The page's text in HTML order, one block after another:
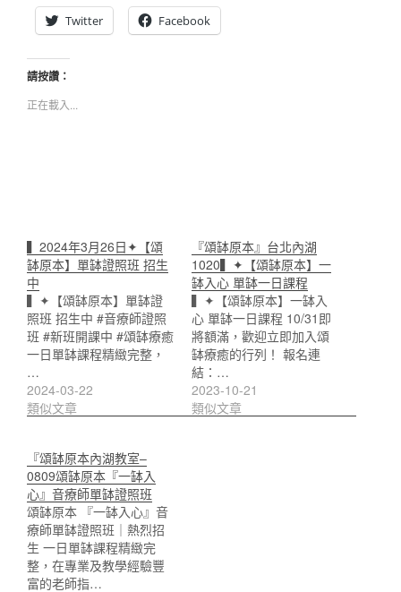
Twitter
Facebook
請按讚：
正在載入...
▍2024年3月26日✦【頌
缽原本】單缽證照班 招生
中
▍✦【頌缽原本】單缽證
照班 招生中 #音療師證照
班 #新班開課中 #頌缽療癒
一日單缽課程精緻完整，
…
2024-03-22
類似文章
『頌缽原本』台北內湖
1020▍✦【頌缽原本】一
缽入心 單缽一日課程
▍✦【頌缽原本】一缽入
心 單缽一日課程 10/31即
將額滿，歡迎立即加入頌
缽療癒的行列！ 報名連
結：…
2023-10-21
類似文章
『頌缽原本內湖教室–
0809頌缽原本『一缽入
心』音療師單缽證照班
頌缽原本 『一缽入心』音
療師單缽證照班｜熱烈招
生 一日單缽課程精緻完
整，在專業及教學經驗豐
富的老師指…